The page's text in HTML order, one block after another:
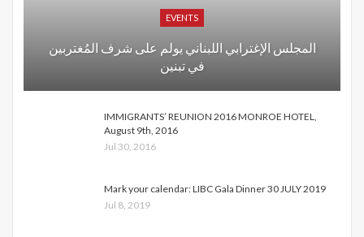
EVENTS
المجلس الإغترابي اللبناني يولم على شرف المُغتربين
في تبنين
IMMIGRANTS’ REUNION 2016 MONROE HOTEL,
August 9th, 2016
Jul 30, 2016
Mark your calendar: LIBC Gala Dinner 30 JULY 2019
Jul 8, 2019